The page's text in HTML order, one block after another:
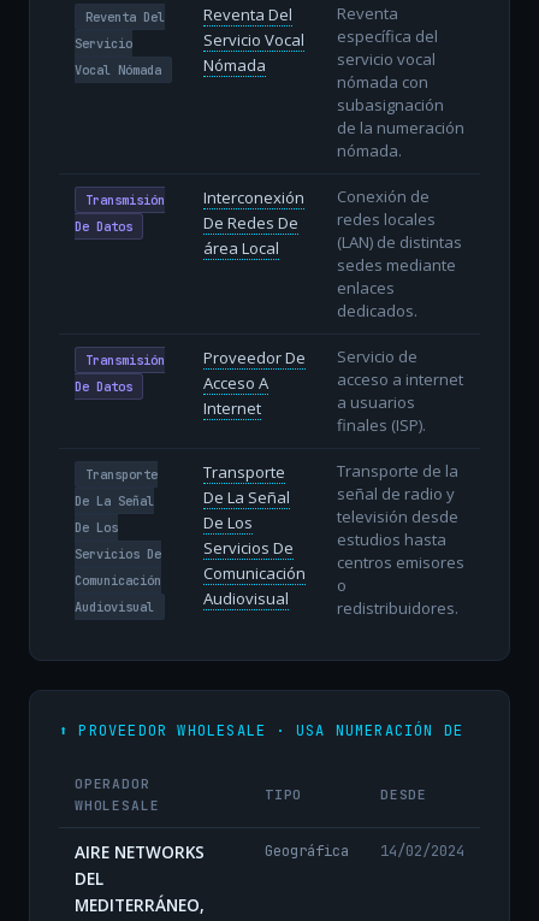
Reventa Del
Servicio
Vocal Nómada
Reventa Del
Servicio Vocal
Nómada
Reventa
específica del
servicio vocal
nómada con
subasignación
de la numeración
nómada.
Transmisión
De Datos
Interconexión
De Redes De
área Local
Conexión de
redes locales
(LAN) de distintas
sedes mediante
enlaces
dedicados.
Transmisión
De Datos
Proveedor De
Acceso A
Internet
Servicio de
acceso a internet
a usuarios
finales (ISP).
Transporte
De La Señal
De Los
Servicios De
Comunicación
Audiovisual
Transporte
De La Señal
De Los
Servicios De
Comunicación
Audiovisual
Transporte de la
señal de radio y
televisión desde
estudios hasta
centros emisores
o
redistribuidores.
⬆️ PROVEEDOR WHOLESALE · USA NUMERACIÓN DE
OPERADOR
WHOLESALE
TIPO DESDE
AIRE NETWORKS
DEL
MEDITERRÁNEO,
Geográfica 14/02/2024